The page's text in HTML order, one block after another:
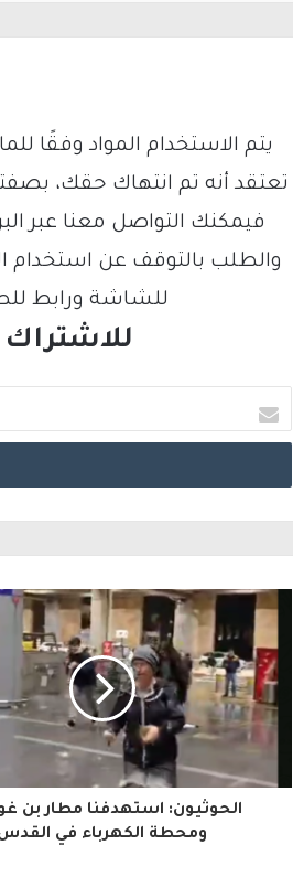
تعتقد أنه تم انتهاك حقك،
والطلب بالتوقف عن استخدام
للشاشة ورابط
للاشتراك
د
خ
ل
ب
ك
ل
الحوثيون: استهدفنا مطار بن
ومحطة الكهرباء في